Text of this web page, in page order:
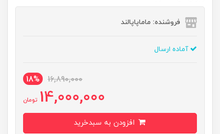
فروشنده: ماماپاپالند
آماده ارسال
16,890,000
18%
14,000,000 تومان